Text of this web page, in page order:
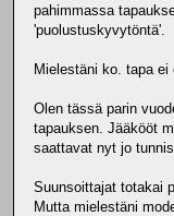
pahimmassa
'puolustuskyvytöntä'.
Mielestäni ko. tapa ei
Olen tässä parin
tapauksen. Jääkööt
saattavat nyt jo
Suunsoittajat totakai
Mutta mielestäni